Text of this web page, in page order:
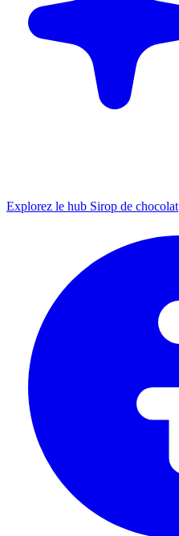
Explorez le hub Sirop de chocolat